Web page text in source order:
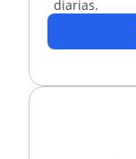
diarias.